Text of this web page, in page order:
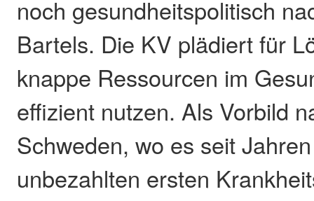
noch gesundheitspolitisch
Bartels. Die KV plädiert für
knappe Ressourcen im
effizient nutzen. Als Vorbild
Schweden, wo es seit
unbezahlten ersten